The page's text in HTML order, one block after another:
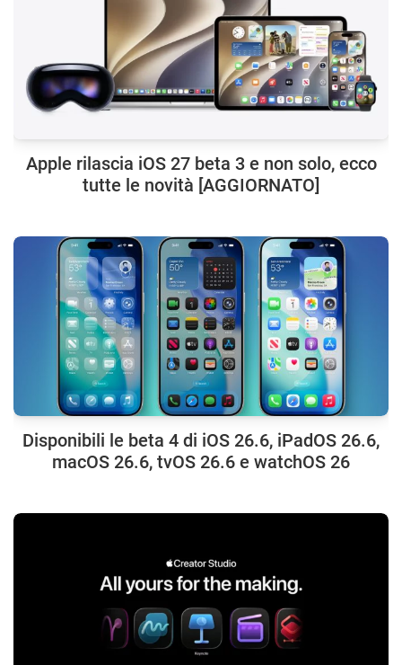
Apple rilascia iOS 27 beta 3 e non solo, ecco
tutte le novità [AGGIORNATO]
Disponibili le beta 4 di iOS 26.6, iPadOS 26.6,
macOS 26.6, tvOS 26.6 e watchOS 26